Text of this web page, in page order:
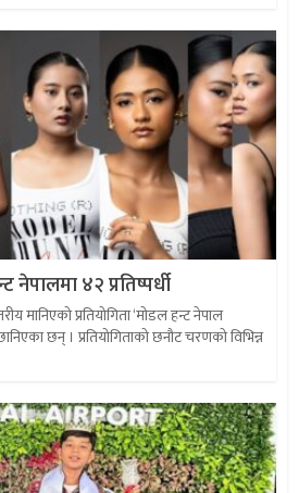
नेपालमा ४२ प्रतिष्पर्धी
मानिएको प्रतियोगिता ‘मोडल हन्ट नेपाल
छन् । प्रतियोगिताको छनौट चरणको विभिन्न